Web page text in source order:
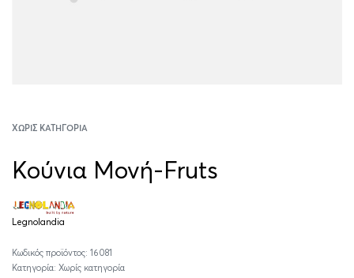
ΧΩΡΊΣ ΚΑΤΗΓΟΡΊΑ
Κούνια Μονή-Fruts
Legnolandia
16081
Κατηγορία: Χωρίς κατηγορία